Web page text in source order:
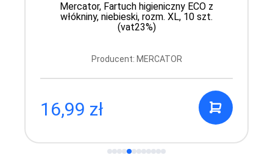
Mercator, Fartuch higieniczny ECO z
włókniny, niebieski, rozm. XL, 10 szt.
(vat23%)
Producent: MERCATOR
16,99 zł